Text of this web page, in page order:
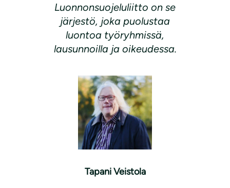
Luonnonsuojeluliitto on se
järjestö, joka puolustaa
luontoa työryhmissä,
lausunnoilla ja oikeudessa.
Tapani Veistola